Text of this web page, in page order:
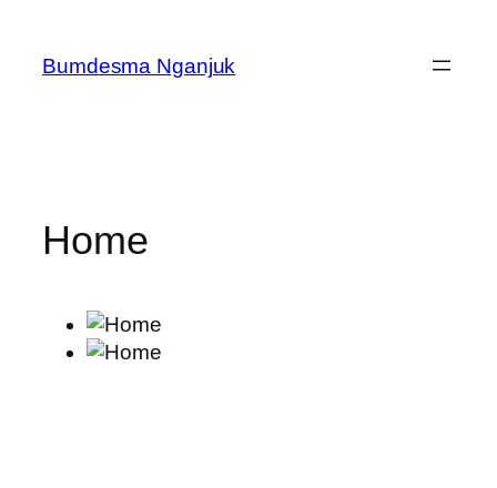
content
Bumdesma Nganjuk
Home